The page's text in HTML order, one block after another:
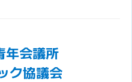
年会議所
ク協議会